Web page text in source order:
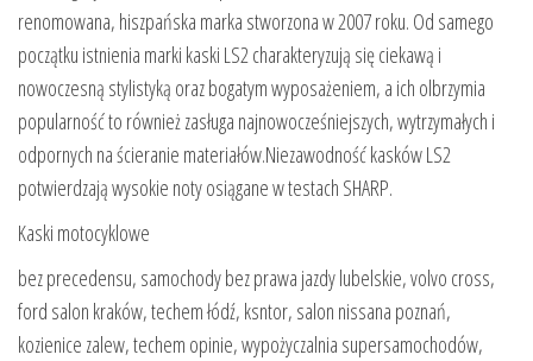
renomowana, hiszpańska marka stworzona w 2007 roku. Od samego
początku istnienia marki kaski LS2 charakteryzują się ciekawą i
nowoczesną stylistyką oraz bogatym wyposażeniem, a ich olbrzymia
popularność to również zasługa najnowocześniejszych, wytrzymałych i
odpornych na ścieranie materiałów.Niezawodność kasków LS2
potwierdzają wysokie noty osiągane w testach SHARP.
Kaski motocyklowe
bez precedensu, samochody bez prawa jazdy lubelskie, volvo cross,
ford salon kraków, techem łódź, ksntor, salon nissana poznań,
kozienice zalew, techem opinie, wypożyczalnia supersamochodów,